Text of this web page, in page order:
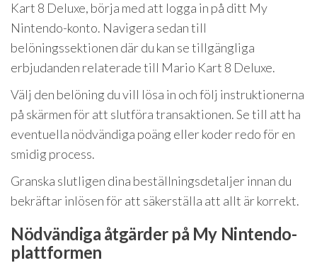
Kart 8 Deluxe, börja med att logga in på ditt My
Nintendo-konto. Navigera sedan till
belöningssektionen där du kan se tillgängliga
erbjudanden relaterade till Mario Kart 8 Deluxe.
Välj den belöning du vill lösa in och följ instruktionerna
på skärmen för att slutföra transaktionen. Se till att ha
eventuella nödvändiga poäng eller koder redo för en
smidig process.
Granska slutligen dina beställningsdetaljer innan du
bekräftar inlösen för att säkerställa att allt är korrekt.
Nödvändiga åtgärder på My Nintendo-
plattformen